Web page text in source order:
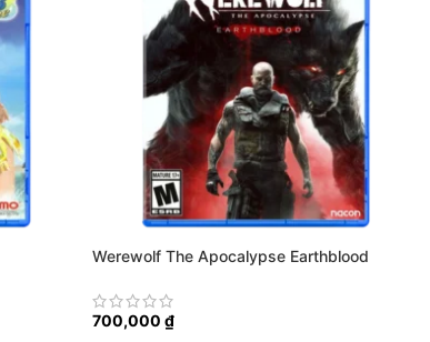
Werewolf The Apocalypse Earthblood
700,000 ₫